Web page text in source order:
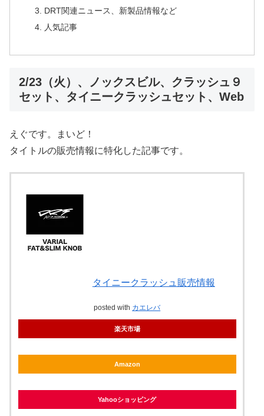
DRT関連ニュース、新製品情報など
人気記事
2/23（火）、ノックスビル、クラッシュ９
セット、タイニークラッシュセット、Web
えぐです。まいど！
タイトルの販売情報に特化した記事です。
タイニークラッシュ販売情報
posted with カエレバ
楽天市場
Amazon
Yahooショッピング